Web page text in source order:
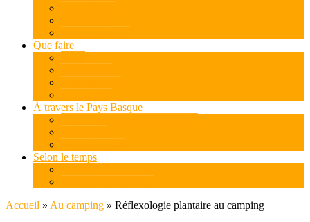
Que faire
À travers le Pays Basque
Selon le temps
Accueil » Au camping » Réflexologie plantaire au camping